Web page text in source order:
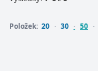
Položek: 20 30 50